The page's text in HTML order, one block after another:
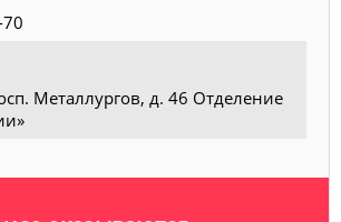
Металлургов, д. 46 Отделение